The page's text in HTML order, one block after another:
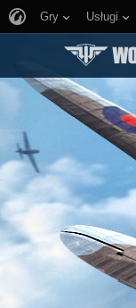
Gry Usługi